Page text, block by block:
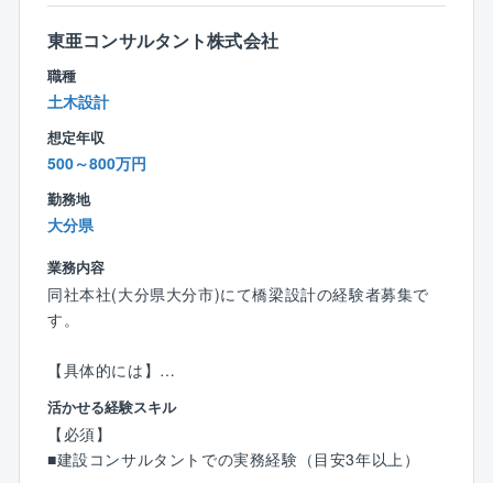
【中途採用実績】
2022年度78%＝110人／141人
2024年度88%＝ 99人／113人
※中途採用比率=中途採用数／正規雇用労働者の採用数×
100
1971年の設立以来、大分県・福岡県を中心とした公共
事業（道路、橋梁、河川、農業土木など）に深く携わ
っています。
また、近年需要が高まっている「防災・減災」や「老
朽化対策（橋梁点検等）」にも強みを持ち、地域の安
全を技術で支えるという社会貢献性の高い仕事です。
◎技術者としての「市場価値」を高める環境
調査・測量から設計、維持管理までワンストップで手
ト全体を見渡す視点が養われます。
「技術士」や「RCCM」などの国家資格取得を全力で
バックアップ。受験費用の補助だけでなく、社内の有
する文化があります。
◎「働きやすさ」と「働きがい」の両立
残業平均月8時間程度に加え、完全週休二日制で年間休
日120日以上！大分県、福岡県を拠点に地域に根ざした
東亜コンサルタント株式会社
職種
土木設計
想定年収
500～800万円
勤務地
大分県
業務内容
同社本社(大分県大分市)にて橋梁設計の経験者募集で
す。
【具体的には】
道路橋、歩道橋、水路橋など各種の橋梁や一般道路構
造物の基本計画に基づく調査、比較設計、詳細設計、
解析、施工管理に最新の技術で対応し、高い精度の成
果を収めるため、建設コストの縮減を目指し、自然と
活かせる経験スキル
【必須】
■建設コンサルタントでの実務経験（目安3年以上）